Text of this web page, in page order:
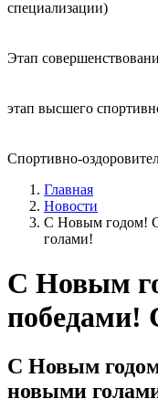
специализации)
Этап
этап высшего
Спортивно-
Главная
Новости
С Новым годом!
голами!
С Новым
победами!
С Новым
новыми